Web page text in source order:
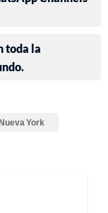
toda la
York